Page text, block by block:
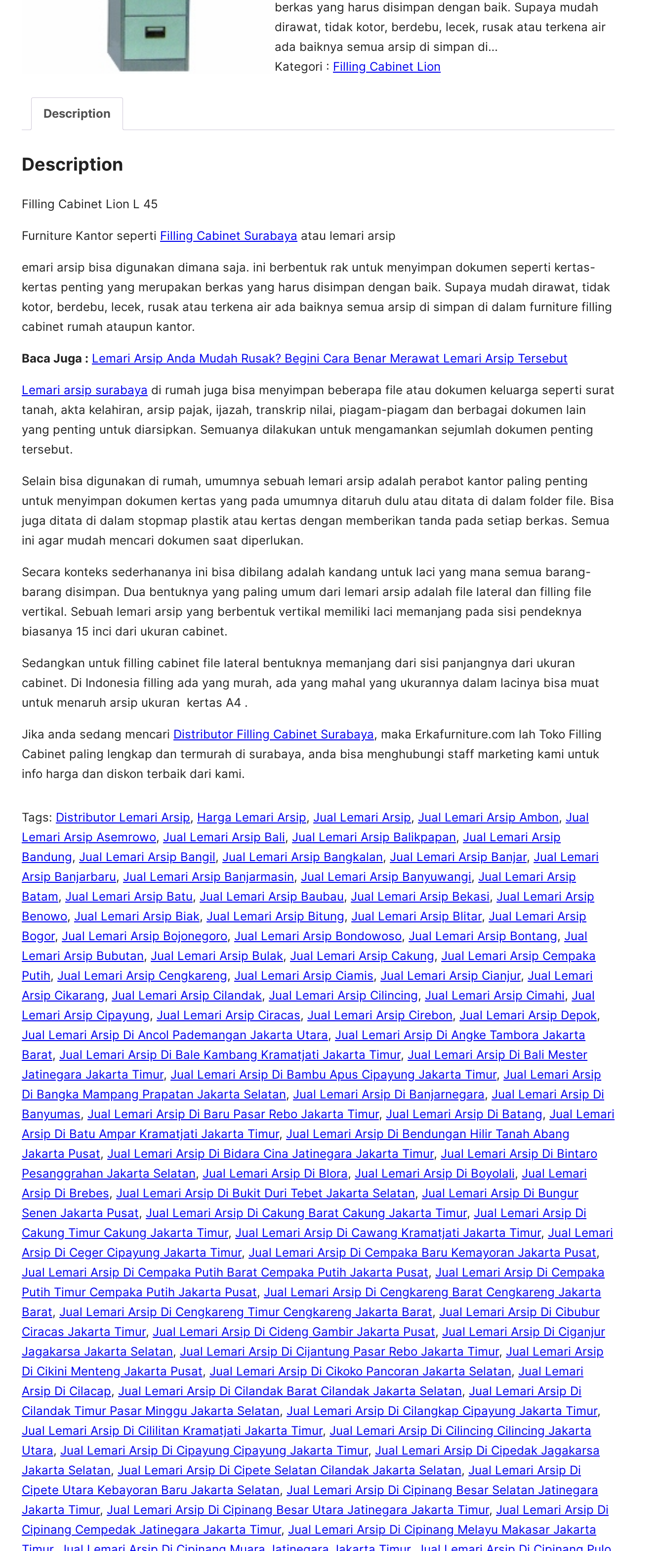
berkas yang harus disimpan dengan baik. Supaya mudah
dirawat, tidak kotor, berdebu, lecek, rusak atau terkena air
ada baiknya semua arsip di simpan di…
Kategori : Filling Cabinet Lion
Description
Description
Filling Cabinet Lion L 45
Furniture Kantor seperti Filling Cabinet Surabaya atau lemari arsip
emari arsip bisa digunakan dimana saja. ini berbentuk rak untuk menyimpan dokumen seperti kertas-
kertas penting yang merupakan berkas yang harus disimpan dengan baik. Supaya mudah dirawat, tidak
kotor, berdebu, lecek, rusak atau terkena air ada baiknya semua arsip di simpan di dalam furniture filling
cabinet rumah ataupun kantor.
Baca Juga : Lemari Arsip Anda Mudah Rusak? Begini Cara Benar Merawat Lemari Arsip Tersebut
Lemari arsip surabaya di rumah juga bisa menyimpan beberapa file atau dokumen keluarga seperti surat
tanah, akta kelahiran, arsip pajak, ijazah, transkrip nilai, piagam-piagam dan berbagai dokumen lain
yang penting untuk diarsipkan. Semuanya dilakukan untuk mengamankan sejumlah dokumen penting
tersebut.
Selain bisa digunakan di rumah, umumnya sebuah lemari arsip adalah perabot kantor paling penting
untuk menyimpan dokumen kertas yang pada umumnya ditaruh dulu atau ditata di dalam folder file. Bisa
juga ditata di dalam stopmap plastik atau kertas dengan memberikan tanda pada setiap berkas. Semua
ini agar mudah mencari dokumen saat diperlukan.
Secara konteks sederhananya ini bisa dibilang adalah kandang untuk laci yang mana semua barang-
barang disimpan. Dua bentuknya yang paling umum dari lemari arsip adalah file lateral dan filling file
vertikal. Sebuah lemari arsip yang berbentuk vertikal memiliki laci memanjang pada sisi pendeknya
biasanya 15 inci dari ukuran cabinet.
Sedangkan untuk filling cabinet file lateral bentuknya memanjang dari sisi panjangnya dari ukuran
cabinet. Di Indonesia filling ada yang murah, ada yang mahal yang ukurannya dalam lacinya bisa muat
untuk menaruh arsip ukuran kertas A4 .
Jika anda sedang mencari Distributor Filling Cabinet Surabaya, maka Erkafurniture.com lah Toko Filling
Cabinet paling lengkap dan termurah di surabaya, anda bisa menghubungi staff marketing kami untuk
info harga dan diskon terbaik dari kami.
Tags: Distributor Lemari Arsip, Harga Lemari Arsip, Jual Lemari Arsip, Jual Lemari Arsip Ambon, Jual
Lemari Arsip Asemrowo, Jual Lemari Arsip Bali, Jual Lemari Arsip Balikpapan, Jual Lemari Arsip
Bandung, Jual Lemari Arsip Bangil, Jual Lemari Arsip Bangkalan, Jual Lemari Arsip Banjar, Jual Lemari
Arsip Banjarbaru, Jual Lemari Arsip Banjarmasin, Jual Lemari Arsip Banyuwangi, Jual Lemari Arsip
Batam, Jual Lemari Arsip Batu, Jual Lemari Arsip Baubau, Jual Lemari Arsip Bekasi, Jual Lemari Arsip
Benowo, Jual Lemari Arsip Biak, Jual Lemari Arsip Bitung, Jual Lemari Arsip Blitar, Jual Lemari Arsip
Bogor, Jual Lemari Arsip Bojonegoro, Jual Lemari Arsip Bondowoso, Jual Lemari Arsip Bontang, Jual
Lemari Arsip Bubutan, Jual Lemari Arsip Bulak, Jual Lemari Arsip Cakung, Jual Lemari Arsip Cempaka
Putih, Jual Lemari Arsip Cengkareng, Jual Lemari Arsip Ciamis, Jual Lemari Arsip Cianjur, Jual Lemari
Arsip Cikarang, Jual Lemari Arsip Cilandak, Jual Lemari Arsip Cilincing, Jual Lemari Arsip Cimahi, Jual
Lemari Arsip Cipayung, Jual Lemari Arsip Ciracas, Jual Lemari Arsip Cirebon, Jual Lemari Arsip Depok
Jual Lemari Arsip Di Ancol Pademangan Jakarta Utara, Jual Lemari Arsip Di Angke Tambora Jakarta
Barat, Jual Lemari Arsip Di Bale Kambang Kramatjati Jakarta Timur, Jual Lemari Arsip Di Bali Mester
Jatinegara Jakarta Timur, Jual Lemari Arsip Di Bambu Apus Cipayung Jakarta Timur, Jual Lemari Arsip
Di Bangka Mampang Prapatan Jakarta Selatan, Jual Lemari Arsip Di Banjarnegara, Jual Lemari Arsip Di
Banyumas, Jual Lemari Arsip Di Baru Pasar Rebo Jakarta Timur, Jual Lemari Arsip Di Batang, Jual Lemari
Arsip Di Batu Ampar Kramatjati Jakarta Timur, Jual Lemari Arsip Di Bendungan Hilir Tanah Abang
Jakarta Pusat, Jual Lemari Arsip Di Bidara Cina Jatinegara Jakarta Timur, Jual Lemari Arsip Di Bintaro
Pesanggrahan Jakarta Selatan, Jual Lemari Arsip Di Blora, Jual Lemari Arsip Di Boyolali, Jual Lemari
Arsip Di Brebes, Jual Lemari Arsip Di Bukit Duri Tebet Jakarta Selatan, Jual Lemari Arsip Di Bungur
Senen Jakarta Pusat, Jual Lemari Arsip Di Cakung Barat Cakung Jakarta Timur, Jual Lemari Arsip Di
Cakung Timur Cakung Jakarta Timur, Jual Lemari Arsip Di Cawang Kramatjati Jakarta Timur, Jual Lemari
Arsip Di Ceger Cipayung Jakarta Timur, Jual Lemari Arsip Di Cempaka Baru Kemayoran Jakarta Pusat
Jual Lemari Arsip Di Cempaka Putih Barat Cempaka Putih Jakarta Pusat, Jual Lemari Arsip Di Cempaka
Putih Timur Cempaka Putih Jakarta Pusat, Jual Lemari Arsip Di Cengkareng Barat Cengkareng Jakarta
Barat, Jual Lemari Arsip Di Cengkareng Timur Cengkareng Jakarta Barat, Jual Lemari Arsip Di Cibubur
Ciracas Jakarta Timur, Jual Lemari Arsip Di Cideng Gambir Jakarta Pusat, Jual Lemari Arsip Di Ciganjur
Jagakarsa Jakarta Selatan, Jual Lemari Arsip Di Cijantung Pasar Rebo Jakarta Timur, Jual Lemari Arsip
Di Cikini Menteng Jakarta Pusat, Jual Lemari Arsip Di Cikoko Pancoran Jakarta Selatan, Jual Lemari
Arsip Di Cilacap, Jual Lemari Arsip Di Cilandak Barat Cilandak Jakarta Selatan, Jual Lemari Arsip Di
Cilandak Timur Pasar Minggu Jakarta Selatan, Jual Lemari Arsip Di Cilangkap Cipayung Jakarta Timur
Jual Lemari Arsip Di Cililitan Kramatjati Jakarta Timur, Jual Lemari Arsip Di Cilincing Cilincing Jakarta
Utara, Jual Lemari Arsip Di Cipayung Cipayung Jakarta Timur, Jual Lemari Arsip Di Cipedak Jagakarsa
Jakarta Selatan, Jual Lemari Arsip Di Cipete Selatan Cilandak Jakarta Selatan, Jual Lemari Arsip Di
Cipete Utara Kebayoran Baru Jakarta Selatan, Jual Lemari Arsip Di Cipinang Besar Selatan Jatinegara
Jakarta Timur, Jual Lemari Arsip Di Cipinang Besar Utara Jatinegara Jakarta Timur, Jual Lemari Arsip Di
Cipinang Cempedak Jatinegara Jakarta Timur, Jual Lemari Arsip Di Cipinang Melayu Makasar Jakarta